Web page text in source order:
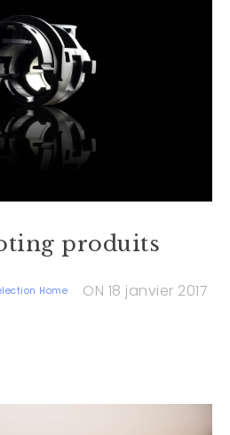
produits
Home
ON 18 janvier 2017